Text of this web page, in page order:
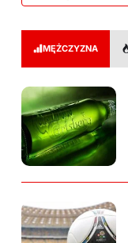
MĘŻCZYZNA